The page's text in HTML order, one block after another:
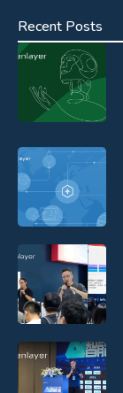
Recent Posts